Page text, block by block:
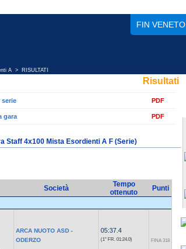
FIN VENETO
A > RISULTATI
Risultati
serie PDF
gara PDF
Staff 4x100 Mista Esordienti A F (Serie)
Società
Tempo
ottenuto
Punti
ARCA NUOTO ASD -
ODERZO
05:37.4
(1° FR. 01:24.0) FINA 318